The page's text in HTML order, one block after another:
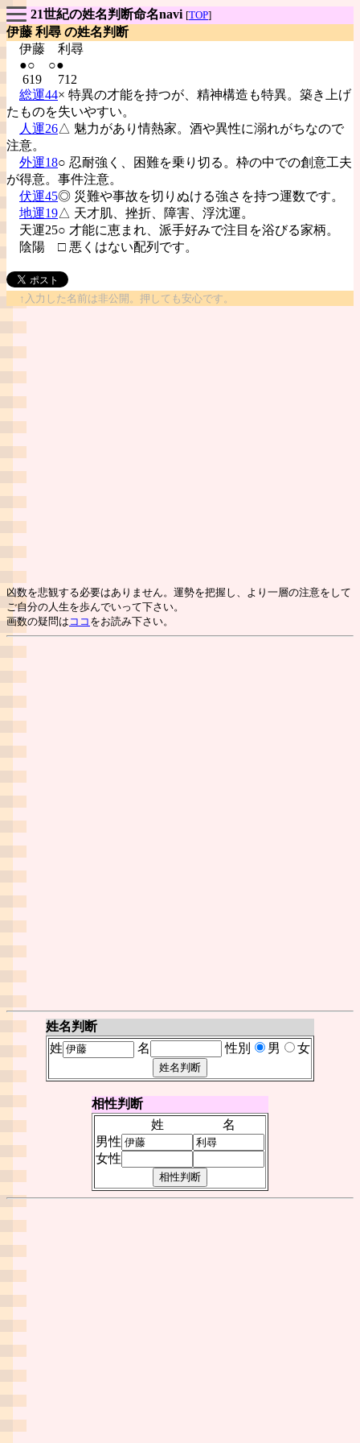
21世紀の姓名判断命名navi [TOP]
伊藤 利尋 の姓名判断
伊藤 利尋
●○ ○●
619 712
総運44× 特異の才能を持つが、精神構造も特異。築き上げ
たものを失いやすい。
人運26△ 魅力があり情熱家。酒や異性に溺れがちなので
注意。
外運18○ 忍耐強く、困難を乗り切る。枠の中での創意工夫
が得意。事件注意。
伏運45◎ 災難や事故を切りぬける強さを持つ運数です。
地運19△ 天才肌、挫折、障害、浮沈運。
天運25○ 才能に恵まれ、派手好みで注目を浴びる家柄。
陰陽 □ 悪くはない配列です。
↑入力した名前は非公開。押しても安心です。
凶数を悲観する必要はありません。運勢を把握し、より一層の注意をして
ご自分の人生を歩んでいって下さい。
画数の疑問は ココ をお読み下さい。
姓名判断
姓
名 性別 男 女
相性判断
姓
名
男性
女性